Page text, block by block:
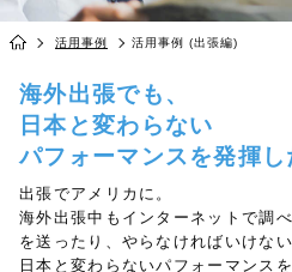
活用事例 活用事例 (出張編)
海外出張でも、
日本と変わらない
パフォーマンスを発揮し
出張でアメリカに。
海外出張中もインターネットで調
を送ったり、やらなければいけな
日本と変わらないパフォーマンス